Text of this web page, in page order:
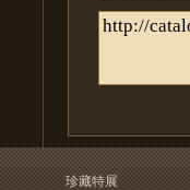
珍藏特展